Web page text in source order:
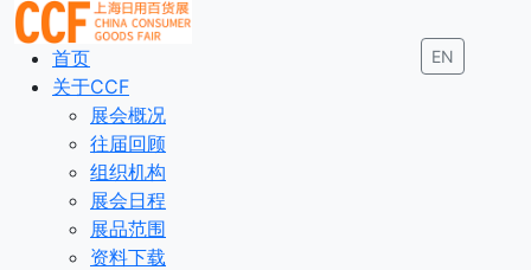
EN
首页
关于CCF
展会概况
往届回顾
组织机构
展会日程
展品范围
资料下载